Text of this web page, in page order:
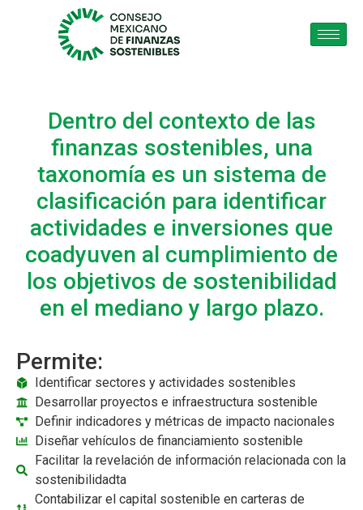
Dentro del contexto de las
finanzas sostenibles, una
taxonomía es un sistema de
clasificación para identificar
actividades e inversiones que
coadyuven al cumplimiento de
los objetivos de sostenibilidad
en el mediano y largo plazo.
Permite:
Identificar sectores y actividades sostenibles
Desarrollar proyectos e infraestructura sostenible
Definir indicadores y métricas de impacto nacionales
Diseñar vehículos de financiamiento sostenible
Facilitar la revelación de información relacionada con la
sostenibilidadta
Contabilizar el capital sostenible en carteras de